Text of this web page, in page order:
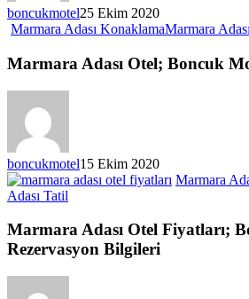
boncukmotel25 Ekim 2020
Marmara Adası KonaklamaMarmara
Marmara Adası Otel; Boncuk
boncukmotel15 Ekim 2020
Marmara
Adası Tatil
Marmara Adası Otel Fiyatları;
Rezervasyon Bilgileri